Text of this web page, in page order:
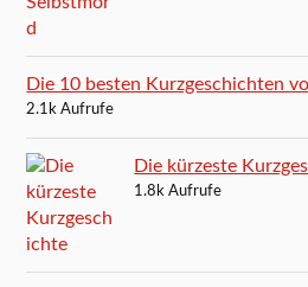
Die 10 besten Kurzgeschichten
2.1k Aufrufe
Die kürzeste
1.8k Aufrufe